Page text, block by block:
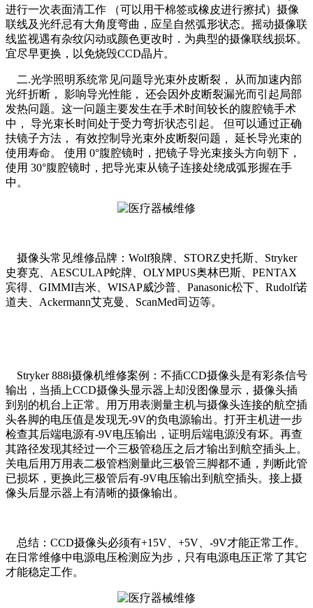
进行一次表面清工作 （可以用干棉签或橡皮进行擦拭）摄像
联线及光纤忌有大角度弯曲，应呈自然弧形状态。摇动摄像联
线监视遇有杂纹闪动或颜色更改时．为典型的摄像联线损坏。
宜尽早更换，以免烧毁CCD晶片。
二.光学照明系统常见问题导光束外皮断裂， 从而加速内部
光纤折断， 影响导光性能， 还会因外皮断裂漏光而引起局部
发热问题。这一问题主要发生在手术时间较长的腹腔镜手术
中， 导光束长时间处于受力弯折状态引起。 但可以通过正确
扶镜子方法， 有效控制导光束外皮断裂问题， 延长导光束的
使用寿命。 使用 0°腹腔镜时，把镜子导光束接头方向朝下，
使用 30°腹腔镜时，把导光束从镜子连接处绕成弧形握在手
中。
摄像头常见维修品牌：Wolf狼牌、STORZ史托斯、Stryker
史赛克、AESCULAP蛇牌、OLYMPUS奥林巴斯、PENTAX
宾得、GIMMI吉米、WISAP威沙普、Panasonic松下、Rudolf诺
道夫、Ackermann艾克曼、ScanMed司迈等。
Stryker 888i摄像机维修案例：不插CCD摄像头是有彩条信号
输出，当插上CCD摄像头显示器上却没图像显示，摄像头插
到别的机台上正常。用万用表测量主机与摄像头连接的航空插
头各脚的电压值是发现无-9V的负电源输出。打开主机进一步
检查其后端电源有-9V电压输出，证明后端电源没有坏。再查
其路径发现其经过一个三极管稳压之后才输出到航空插头上。
关电后用万用表二极管档测量此三极管三脚都不通，判断此管
已损坏，更换此三极管后有-9V电压输出到航空插头。接上摄
像头后显示器上有清晰的摄像输出。
总结：CCD摄像头必须有+15V、+5V、-9V才能正常工作。
在日常维修中电源电压检测应为步，只有电源电压正常了其它
才能稳定工作。